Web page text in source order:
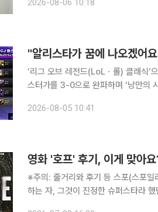
전에 휘말리며 벌어지는 이야기를 그
2026-08-06 10:18
"알리스타가 꿈에 나오겠어
‘리그 오브 레전드(LoLㆍ롤) 클래식
스터가를 3-0으로 완파하며 ‘낭만의 시대’ 최종 승자가 됐
석과 ‘스피릿’ 이다윤, ‘폰’ 허원석, ‘피
2026-08-05 10:41
영화 '호프' 후기, 이게 맞아
※주의: 줄거리와 후기 등 스포(스포일러)가 대거 포함됐습
하는 자, 그것이 진정한 슈퍼스타라